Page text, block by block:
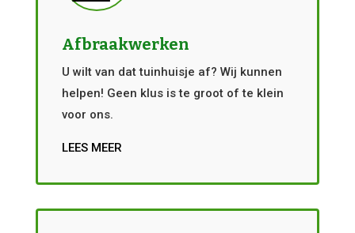
Afbraakwerken
U wilt van dat tuinhuisje af? Wij kunnen
helpen! Geen klus is te groot of te klein
voor ons.
LEES MEER